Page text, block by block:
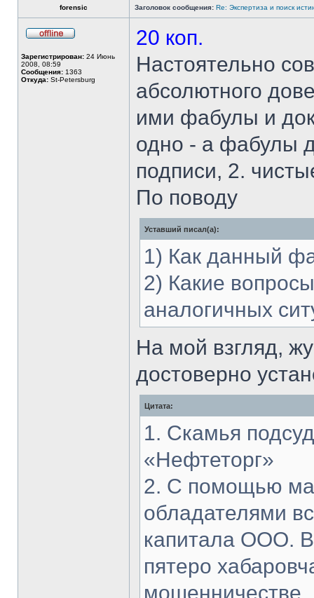
forensic Заголовок сообщения: Re: Экспертиза и поиск
сети
Зарегистрирован: 24 Июнь
2008, 08:59
Сообщения: 1363
Откуда: St-Petersburg
20 коп.
Настоятельно
абсолютного
ими фабулы и
одно - а фабулы
подписи, 2.
По поводу
Уставший писал(а):
1) Как данный
2) Какие
аналогичных
На мой взгляд,
достоверно
Цитата:
1. Скамья
«Нефтеторг»
2. С помощью
обладателями
капитала ООО. В
пятеро
мошенничестве.